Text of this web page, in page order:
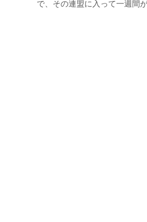
で、その連盟に入って一週間